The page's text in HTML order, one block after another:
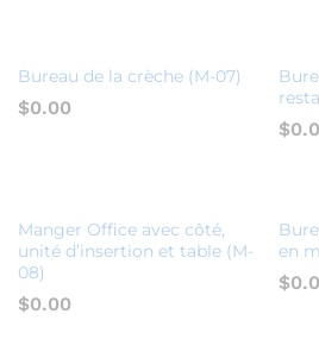
Bureau de la crèche (M-07)
$0.00
$
Manger Office avec côté,
unité d’insertion et table (M-
08)
$0.00
en
$